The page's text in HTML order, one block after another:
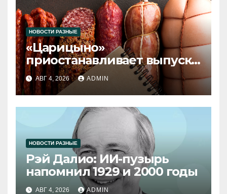
НОВОСТИ РАЗНЫЕ
«Царицыно»
приостанавливает выпуск
продукции
АВГ 4, 2026 ADMIN
НОВОСТИ РАЗНЫЕ
Рэй Далио: ИИ-пузырь
напомнил 1929 и 2000 годы
АВГ 4, 2026 ADMIN